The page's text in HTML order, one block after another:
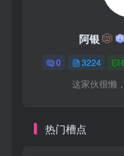
阿银
0 3224
这家伙很懒
热门槽点